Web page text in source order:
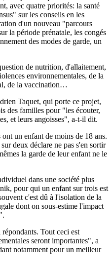
avec quatre priorités: la santé
sur les conseils en les
d'un nouveau "parcours
la période prénatale, les congés
des modes de garde, un
de nutrition, d'allaitement,
environnementales, de la
de la vaccination…
Taquet, qui porte ce projet,
des familles pour "les écouter,
et leurs angoisses", a-t-il dit.
un enfant de moins de 18 ans.
deux déclare ne pas s'en sortir
la garde de leur enfant ne le
dans une société plus
pour qui un enfant sur trois est
c'est dû à l'isolation de la
dont on sous-estime l'impact
Tout ceci est
seront importantes", a
notamment pour un meilleur